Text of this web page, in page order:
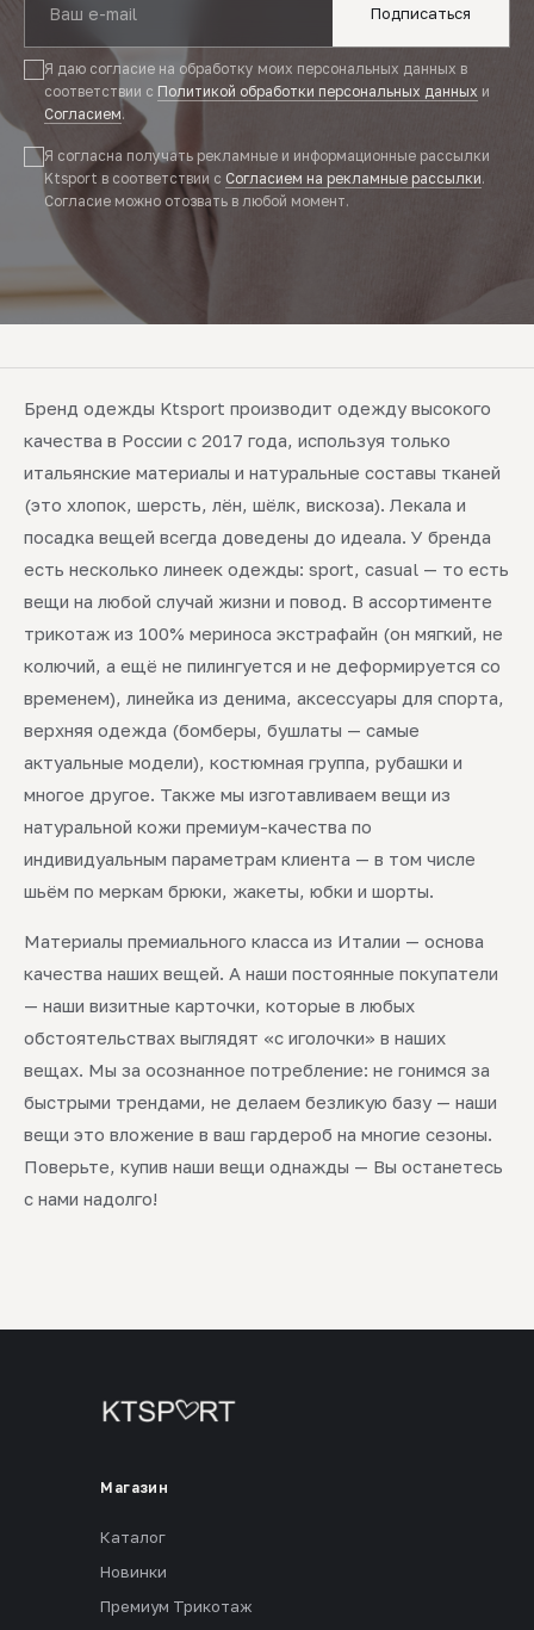
Подписаться
Я даю согласие на обработку моих персональных данных в
соответствии с Политикой обработки персональных данных и
Согласием.
Я согласна получать рекламные и информационные рассылки
Ktsport в соответствии с Согласием на рекламные рассылки.
Согласие можно отозвать в любой момент.
Бренд одежды Ktsport производит одежду высокого
качества в России с 2017 года, используя только
итальянские материалы и натуральные составы тканей
(это хлопок, шерсть, лён, шёлк, вискоза). Лекала и
посадка вещей всегда доведены до идеала. У бренда
есть несколько линеек одежды: sport, casual — то есть
вещи на любой случай жизни и повод. В ассортименте
трикотаж из 100% мериноса экстрафайн (он мягкий, не
колючий, а ещё не пилингуется и не деформируется со
временем), линейка из денима, аксессуары для спорта,
верхняя одежда (бомберы, бушлаты — самые
актуальные модели), костюмная группа, рубашки и
многое другое. Также мы изготавливаем вещи из
натуральной кожи премиум-качества по
индивидуальным параметрам клиента — в том числе
шьём по меркам брюки, жакеты, юбки и шорты.
Материалы премиального класса из Италии — основа
качества наших вещей. А наши постоянные покупатели
— наши визитные карточки, которые в любых
обстоятельствах выглядят «с иголочки» в наших
вещах. Мы за осознанное потребление: не гонимся за
быстрыми трендами, не делаем безликую базу — наши
вещи это вложение в ваш гардероб на многие сезоны.
Поверьте, купив наши вещи однажды — Вы останетесь
с нами надолго!
Магазин
Каталог
Новинки
Премиум Трикотаж